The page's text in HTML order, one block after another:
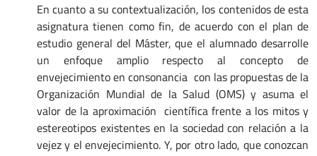
En cuanto a su contextualización, los contenidos de esta
asignatura tienen como fin, de acuerdo con el plan de
estudio general del Máster, que el alumnado desarrolle
un enfoque amplio respecto al concepto de
envejecimiento en consonancia con las propuestas de la
Organización Mundial de la Salud (OMS) y asuma el
valor de la aproximación científica frente a los mitos y
estereotipos existentes en la sociedad con relación a la
vejez y el envejecimiento. Y, por otro lado, que conozcan